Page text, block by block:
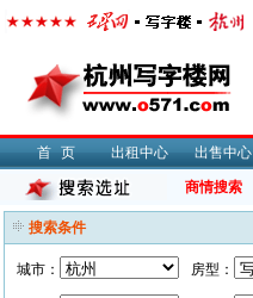
首页 出租中心 出售中心
商情搜索
搜索条件
城市： 房型：